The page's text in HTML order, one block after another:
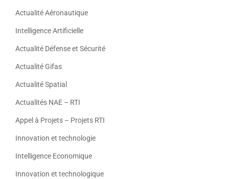
Actualité Aéronautique
Intelligence Artificielle
Actualité Défense et Sécurité
Actualité Gifas
Actualité Spatial
Actualités NAE – RTI
Appel à Projets – Projets RTI
Innovation et technologie
Intelligence Economique
Innovation et technologique